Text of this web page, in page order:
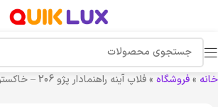
خانه »فروشگاه »فلاپ آینه راهنمادار پژو 206 – خاکستری